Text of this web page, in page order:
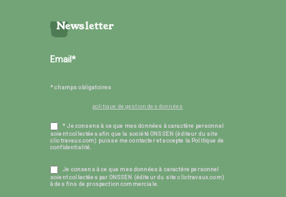
Newsletter
* champs obligatoires
politique de gestion des données
* Je consens à ce que mes données à caractère personnel
soient collectées afin que la société ONSSEN (éditeur du site
clictravaux.com) puisse me contacter et accepte la Politique de
confidentialité.
Je consens à ce que mes données à caractère personnel
soient collectées par ONSSEN (éditeur du site clictravaux.com)
à des fins de prospection commerciale.